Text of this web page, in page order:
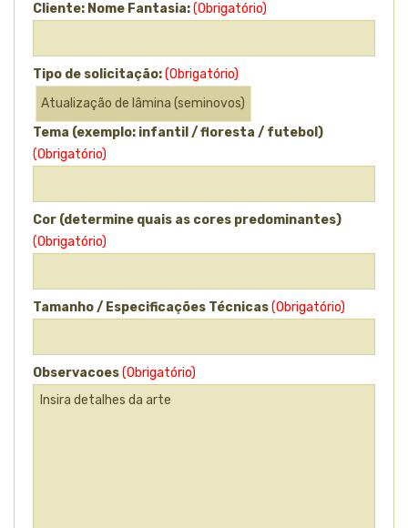
Cliente: Nome Fantasia:(Obrigatório)
Tipo de solicitação:(Obrigatório)
Tema (exemplo: infantil / floresta / futebol)
(Obrigatório)
Cor (determine quais as cores predominantes)
(Obrigatório)
Tamanho / Especificações Técnicas(Obrigatório)
Observacoes(Obrigatório)